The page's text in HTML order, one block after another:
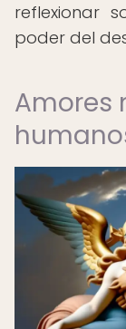
reflexionar
poder del
Amores